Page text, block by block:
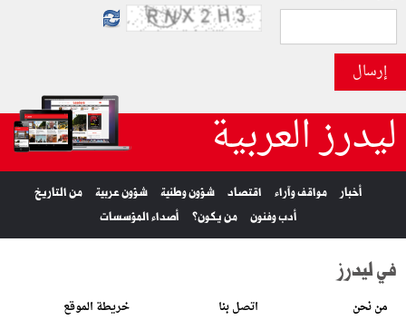
إرسال
ليدرز العربية
أخبار مواقف وآراء اقتصاد شؤون وطنية شؤون عربية
من التاريخ
أدب وفنون
من يكون؟ أصداء المؤسسات
في ليدرز
من نحن اتصل بنا خريطة الموقع